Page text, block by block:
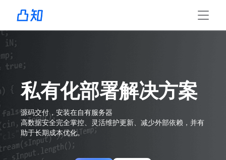
私有化部署解决方案
源码交付，安装在自有服务器
高数据安全完全掌控、灵活维护更新、减少外部依赖，并有
助于长期成本优化。